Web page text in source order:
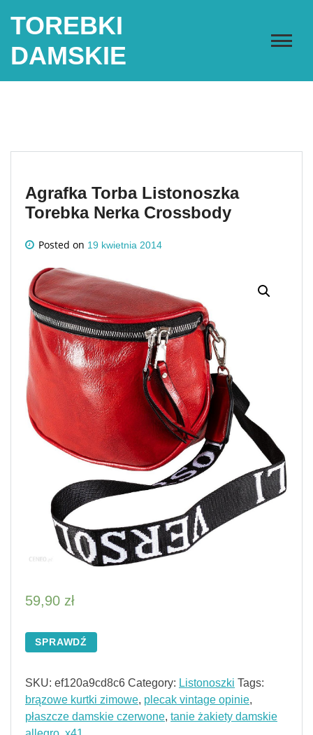
TOREBKI
DAMSKIE
Agrafka Torba Listonoszka
Torebka Nerka Crossbody
Posted on 19 kwietnia 2014
59,90 zł
SPRAWDŹ
SKU: ef120a9cd8c6 Category: Listonoszki Tags:
brązowe kurtki zimowe, plecak vintage opinie,
płaszcze damskie czerwone, tanie żakiety damskie